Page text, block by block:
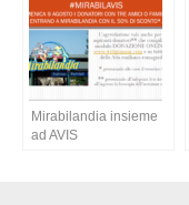
Mirabilandia insieme
ad AVIS